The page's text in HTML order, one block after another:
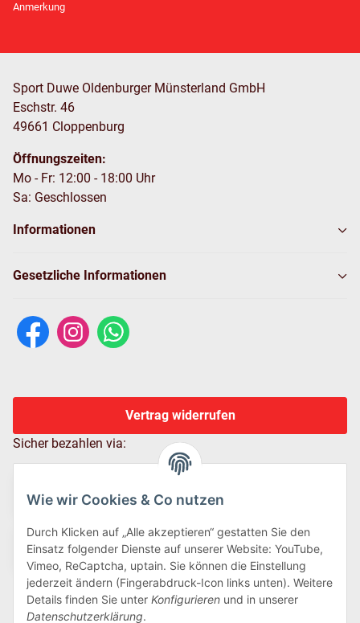
Wie wir Cookies & Co nutzen
Durch Klicken auf „Alle akzeptieren“ gestatten Sie den
Einsatz folgender Dienste auf unserer Website: YouTube,
Vimeo, ReCaptcha, uptain. Sie können die Einstellung
jederzeit ändern (Fingerabdruck-Icon links unten). Weitere
Details finden Sie unter Konfigurieren und in unserer
Datenschutzerklärung.
Anmerkung
Sport Duwe Oldenburger Münsterland GmbH
Eschstr. 46
49661 Cloppenburg
Öffnungszeiten:
Mo - Fr: 12:00 - 18:00 Uhr
Sa: Geschlossen
Informationen
Gesetzliche Informationen
Vertrag widerrufen
Sicher bezahlen via:
Wir versenden via: